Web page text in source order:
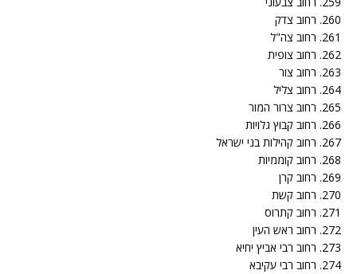
260. רחוב צדק
261. רחוב צה"ל
262. רחוב צופית
263. רחוב צור
264. רחוב צליל
265. רחוב צרור המור
266. רחוב קבוץ גלויות
267. רחוב קהילות בני ישראל
268. רחוב קוממיות
269. רחוב קרן
270. רחוב קשת
271. רחוב קתרוס
272. רחוב ראש העין
273. רחוב רבי אביץ יחיא
274. רחוב רבי עקיבא